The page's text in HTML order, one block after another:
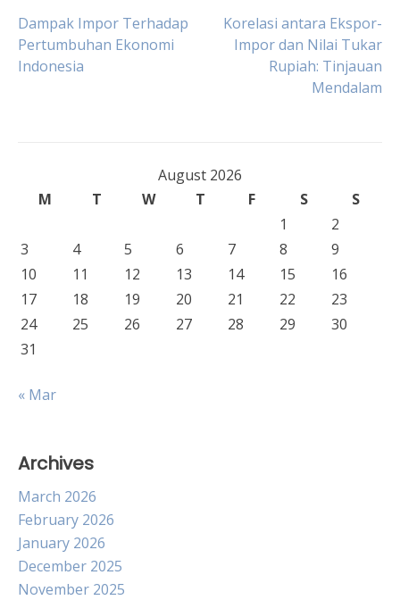
Post
navigation
Dampak Impor Terhadap
Pertumbuhan Ekonomi
Indonesia
Korelasi antara Ekspor-
Impor dan Nilai Tukar
Rupiah: Tinjauan
Mendalam
August 2026
M
T W T F S
S
1
2
3
4 5 6 7 8
9
10
11 12 13 14 15
16
17
18 19 20 21 22
23
24
25 26 27 28 29
30
31
« Mar
Archives
March 2026
February 2026
January 2026
December 2025
November 2025